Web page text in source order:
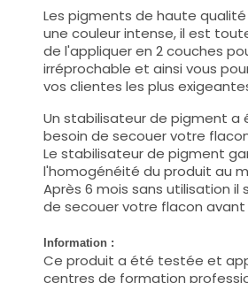
Les pigments de haute
une couleur intense, il est
de l'appliquer en 2 couches
irréprochable et ainsi vous
vos clientes les plus
Un stabilisateur de pigment a
besoin de secouer votre
Le stabilisateur de pigment
l'homogénéité du produit au
Après 6 mois sans utilisation il
de secouer votre flacon avant
Information :
Ce produit a été testée et
centres de formation